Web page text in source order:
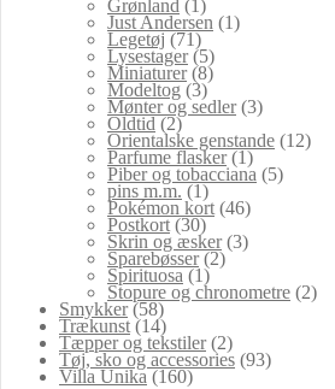
Grønland (1)
Just Andersen (1)
Legetøj (71)
Lysestager (5)
Miniaturer (8)
Modeltog (3)
Mønter og sedler (3)
Oldtid (2)
Orientalske genstande (12)
Parfume flasker (1)
Piber og tobacciana (5)
pins m.m. (1)
Pokémon kort (46)
Postkort (30)
Skrin og æsker (3)
Sparebøsser (2)
Spirituosa (1)
Stopure og chronometre (2)
Smykker (58)
Trækunst (14)
Tæpper og tekstiler (2)
Tøj, sko og accessories (93)
Villa Unika (160)